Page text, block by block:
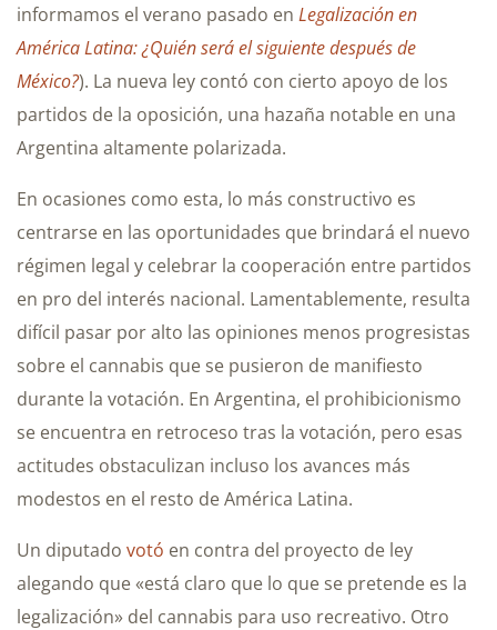
informamos el verano pasado en Legalización en
América Latina: ¿Quién será el siguiente después de
México?). La nueva ley contó con cierto apoyo de los
partidos de la oposición, una hazaña notable en una
Argentina altamente polarizada.
En ocasiones como esta, lo más constructivo es
centrarse en las oportunidades que brindará el nuevo
régimen legal y celebrar la cooperación entre partidos
en pro del interés nacional. Lamentablemente, resulta
difícil pasar por alto las opiniones menos progresistas
sobre el cannabis que se pusieron de manifiesto
durante la votación. En Argentina, el prohibicionismo
se encuentra en retroceso tras la votación, pero esas
actitudes obstaculizan incluso los avances más
modestos en el resto de América Latina.
Un diputado votó en contra del proyecto de ley
alegando que «está claro que lo que se pretende es la
legalización» del cannabis para uso recreativo. Otro